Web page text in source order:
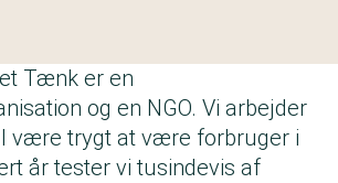
Tænk er en
og en NGO. Vi arbejder
være trygt at være forbruger i
år tester vi tusindevis af